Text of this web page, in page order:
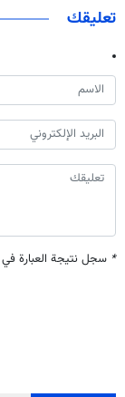
تعليقك
* سجل نتيجة العبارة في